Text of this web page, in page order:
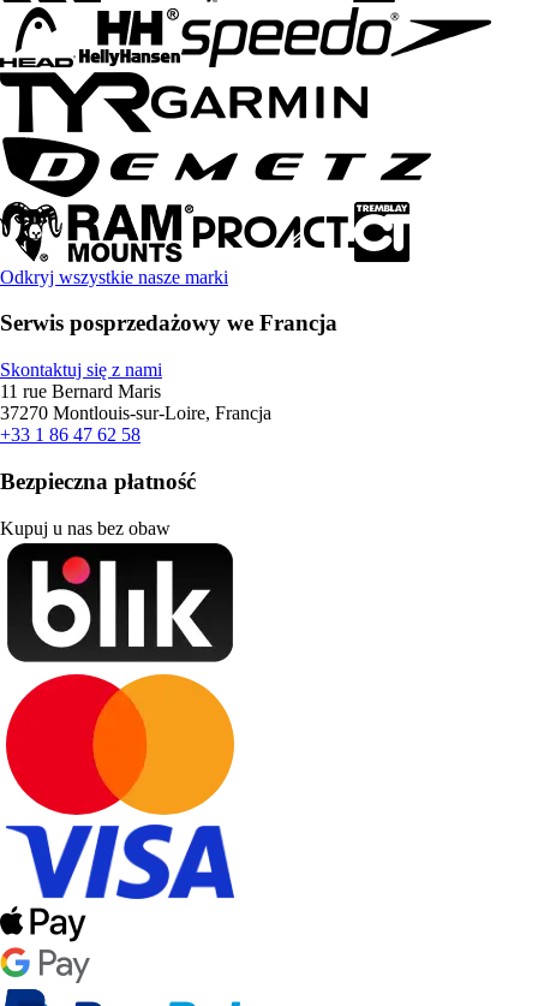
Odkryj wszystkie nasze marki
Serwis posprzedażowy we Francja
Skontaktuj się z nami
11 rue Bernard Maris
37270 Montlouis-sur-Loire, Francja
+33 1 86 47 62 58
Bezpieczna płatność
Kupuj u nas bez obaw